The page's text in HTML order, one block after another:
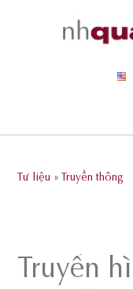
Tư liệu » Truyền thông
Truyền